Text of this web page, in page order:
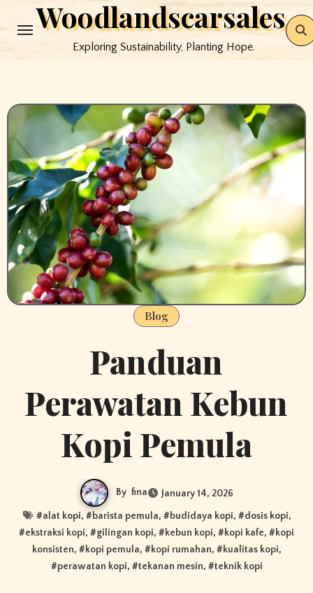
to
Woodlandscarsales
Exploring Sustainability, Planting Hope.
Blog
Panduan
Perawatan Kebun
Kopi Pemula
By fina January 14, 2026
#alat kopi, #barista pemula, #budidaya kopi, #dosis kopi,
#ekstraksi kopi, #gilingan kopi, #kebun kopi, #kopi kafe, #kopi
konsisten, #kopi pemula, #kopi rumahan, #kualitas kopi,
#perawatan kopi, #tekanan mesin, #teknik kopi